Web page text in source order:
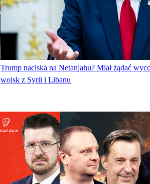
Trump naciska na Netanjahu? Miał żądać
wojsk z Syrii i Libanu